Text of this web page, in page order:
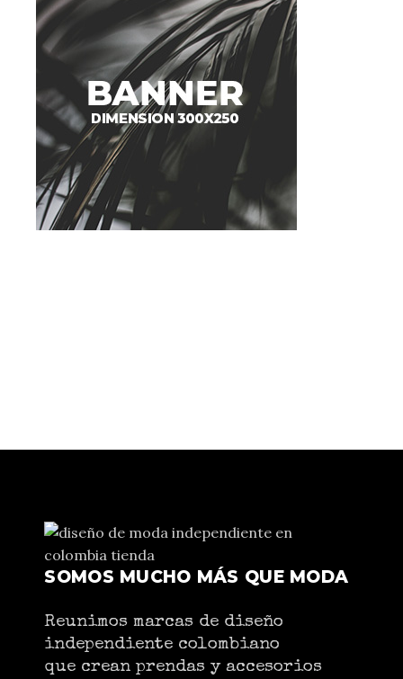
SOMOS MUCHO MÁS QUE MODA
Reunimos marcas de diseño
independiente colombiano
que crean prendas y accesorios